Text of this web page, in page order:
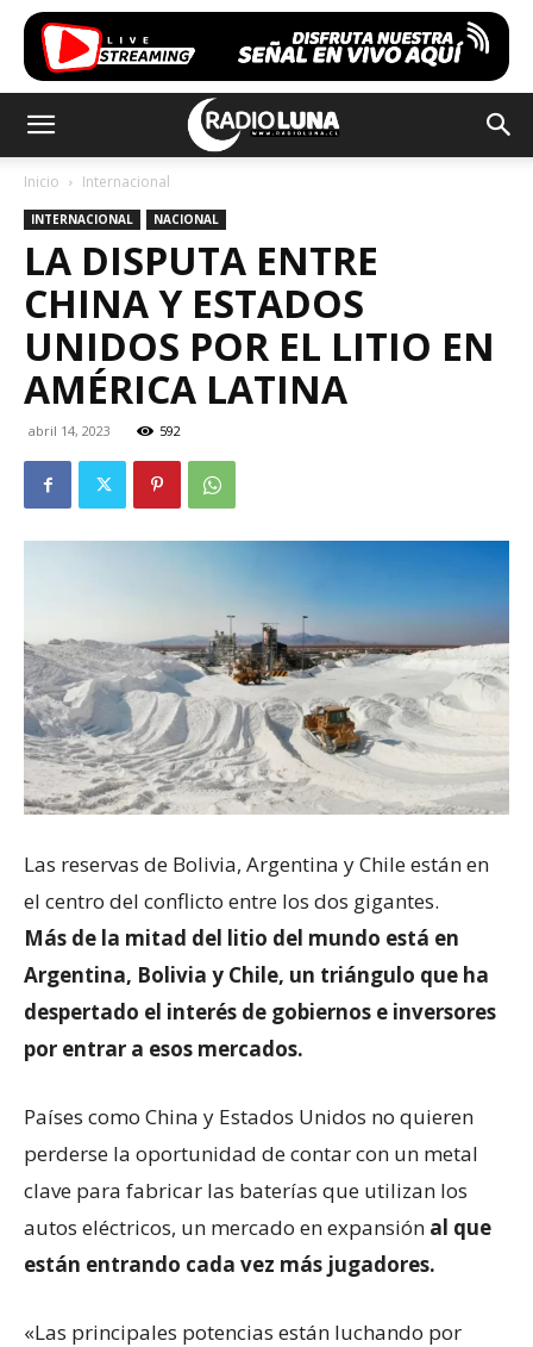
Inicio Internacional
INTERNACIONAL NACIONAL
LA DISPUTA ENTRE
CHINA Y ESTADOS
UNIDOS POR EL LITIO EN
AMÉRICA LATINA
abril 14, 2023 592
Las reservas de Bolivia, Argentina y Chile están en
el centro del conflicto entre los dos gigantes.
Más de la mitad del litio del mundo está en
Argentina, Bolivia y Chile, un triángulo que ha
despertado el interés de gobiernos e inversores
por entrar a esos mercados.
Países como China y Estados Unidos no quieren
perderse la oportunidad de contar con un metal
clave para fabricar las baterías que utilizan los
autos eléctricos, un mercado en expansión al que
están entrando cada vez más jugadores.
«Las principales potencias están luchando por